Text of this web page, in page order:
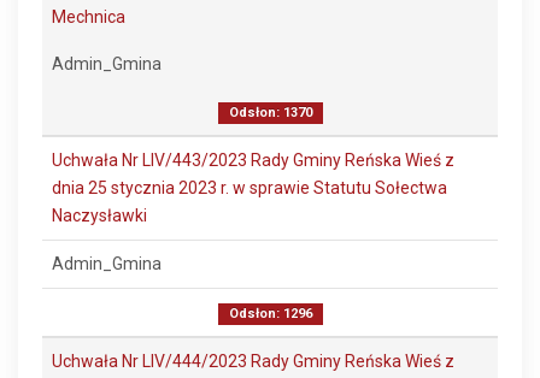
Mechnica
Admin_Gmina
Odsłon: 1370
Uchwała Nr LIV/443/2023 Rady Gminy Reńska Wieś z
dnia 25 stycznia 2023 r. w sprawie Statutu Sołectwa
Naczysławki
Admin_Gmina
Odsłon: 1296
Uchwała Nr LIV/444/2023 Rady Gminy Reńska Wieś z